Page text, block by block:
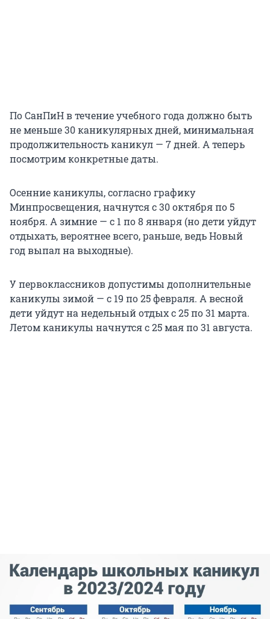
По СанПиН в течение учебного года должно быть
не меньше 30 каникулярных дней, минимальная
продолжительность каникул — 7 дней. А теперь
посмотрим конкретные даты.
Осенние каникулы, согласно графику
Минпросвещения, начнутся с 30 октября по 5
ноября. А зимние — с 1 по 8 января (но дети уйдут
отдыхать, вероятнее всего, раньше, ведь Новый
год выпал на выходные).
У первоклассников допустимы дополнительные
каникулы зимой — с 19 по 25 февраля. А весной
дети уйдут на недельный отдых с 25 по 31 марта.
Летом каникулы начнутся с 25 мая по 31 августа.